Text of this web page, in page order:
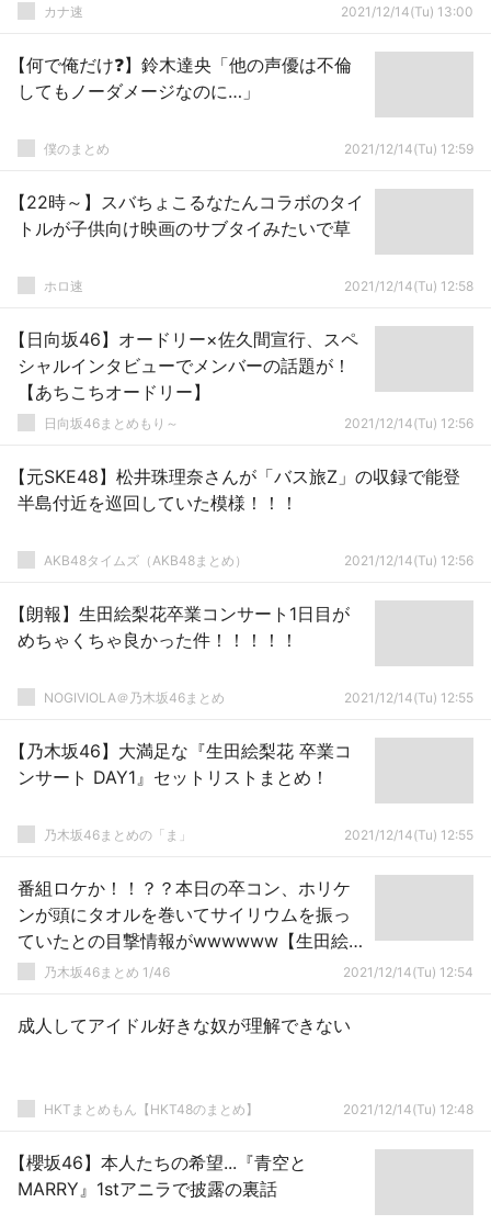
カナ速 2021/12/14(Tu) 13:00
【何で俺だけ❓】鈴木達央「他の声優は不倫
してもノーダメージなのに…」
僕のまとめ 2021/12/14(Tu) 12:59
【22時～】スバちょこるなたんコラボのタイ
トルが子供向け映画のサブタイみたいで草
ホロ速 2021/12/14(Tu) 12:58
【日向坂46】オードリー×佐久間宣行、スペ
シャルインタビューでメンバーの話題が！
【あちこちオードリー】
日向坂46まとめもり～ 2021/12/14(Tu) 12:56
【元SKE48】松井珠理奈さんが「バス旅Z」の収録で能登
半島付近を巡回していた模様！！！
AKB48タイムズ（AKB48まとめ） 2021/12/14(Tu) 12:56
【朗報】生田絵梨花卒業コンサート1日目が
めちゃくちゃ良かった件！！！！！
NOGIVIOLA＠乃木坂46まとめ 2021/12/14(Tu) 12:55
【乃木坂46】大満足な『生田絵梨花 卒業コ
ンサート DAY1』セットリストまとめ！
乃木坂46まとめの「ま」 2021/12/14(Tu) 12:55
番組ロケか！！？？本日の卒コン、ホリケ
ンが頭にタオルを巻いてサイリウムを振っ
ていたとの目撃情報がwwwwww【生田絵梨
花 卒業コンサート1日目】
乃木坂46まとめ 1/46 2021/12/14(Tu) 12:54
成人してアイドル好きな奴が理解できない
HKTまとめもん【HKT48のまとめ】 2021/12/14(Tu) 12:48
【櫻坂46】本人たちの希望...『青空と
MARRY』1stアニラで披露の裏話